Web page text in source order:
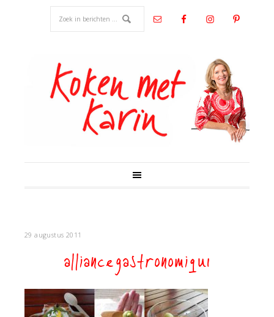
29 augustus 2011
alliancegastronomiqu1